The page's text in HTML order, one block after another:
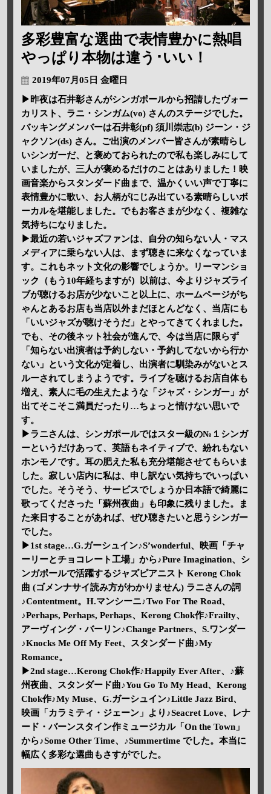
多彩豊富な選曲で表情豊かに熱唱
やっぱり本物は違う･いい！
2019年07月05日 金曜日
▶昨夜は石井彰さんがシンガポールから招請したヴォー
カリスト、ラニ・シンガム(vo) さんのステージでした。
バッキングメンバーは石井彰(pf) 須川崇志(b) ジーン・ジ
ャクソン(ds) さん。ご出演のメンバー皆さんが素晴らし
いシンガーだ、と褒めておられたので私も楽しみにして
いましたが、三人が褒めるだけのことはありました！映
画音楽からスタンダード曲まで、温かくいい声で丁寧に
表情豊かに歌い、お人柄がにじみ出ている素晴らしいボ
ーカルを堪能しました。でもお客さまが少なく、複雑な
気持ちになりました。
▶最近の若いジャズファンは、自分の知らない人・マス
メディアに乗らない人は、まず聴きに来なくなっていま
す。これもネット文化の影響でしょうか。リーマンショ
ック（もう10年経ちますが）以前は、今よりジャズライ
ブが聴けるお店が少ないこと以上に、ホームページがち
ゃんとあるお店も当店以外まだほとんどなく、当店にも
「いいジャズが聴けそうだ」とやってきてくれました。
でも、その後ネット社会が進んで、今は当店に限らず
「知らない出演者は予約しない・予約してないから行か
ない」という文化が定着し、出演者に馴染みがないとス
ルーされてしまうようです。ライブを聴けるお店自体も
増え、素人に毛の生えたような「ジャズ・シンガー」が
出てそこそこ満員だったり…ちょっと情けない思いで
す。
▶ラニさんは、シンガポールではスター級の№１シンガ
ーというだけあって、英語もネイティブで、紛れもない
ホンモノです。耳の肥えた私も充分堪能させてもらいま
した。寂しい店内に私は、申し訳ない気持ちでいっぱい
でした。そうそう、サービスでしょうか日本語で綺麗に
歌ってくださった「蘇州夜曲」も印象に残りました。ま
た来日することがあれば、ぜひ聴きたいと思うシンガー
でした。
▶1st stage…G.ガーシュイン♪S’wonderful、映画「チャ
ーリーとチョコレート工場」から♪Pure Imagination、シ
ンガポールで活躍するジャズピアニスト Kerong Chok
曲 (ゴメンナサイ読み方がわかりません) ラニさんの詞
♪Contentment。H.マンシーニ♪Two For The Road、
♪Perhaps, Perhaps, Perhaps、Kerong Chok作♪Frailty、
アーヴィング・バーリン♪Change Partners、S.ワンダー
♪Knocks Me Off My Feet、スタンダード曲♪My
Romance。
▶2nd stage…Kerong Chok作♪Happily Ever After、♪蘇
州夜曲、スタンダード曲♪You Go To My Head、Kerong
Chok作♪My Muse、G.ガーシュイン♪Little Jazz Bird、
映画「カラミティ・ジェーン」より♪Seacret Love、レナ
ード・バーンスタイン作ミュージカル「On the Town」
から♪Some Other Time、♪Summertime でした。本当に
幅広く多彩な選曲もさすがでした。